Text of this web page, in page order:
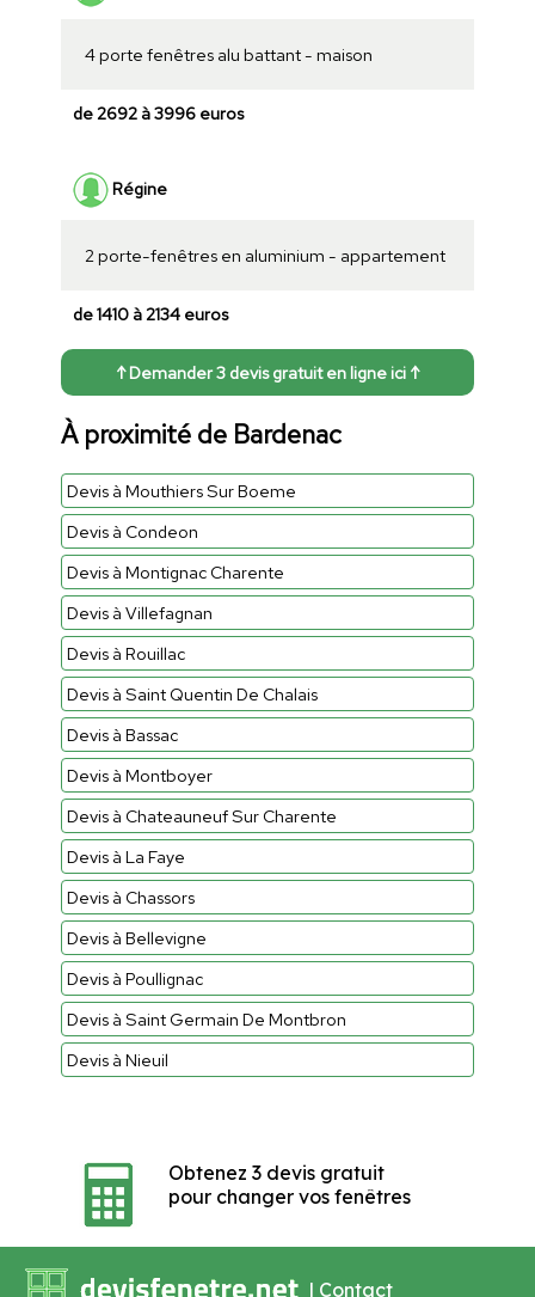
4 porte fenêtres alu battant - maison
de 2692 à 3996 euros
Régine
2 porte-fenêtres en aluminium - appartement
de 1410 à 2134 euros
↑ Demander 3 devis gratuit en ligne ici ↑
À proximité de Bardenac
Devis à Mouthiers Sur Boeme
Devis à Condeon
Devis à Montignac Charente
Devis à Villefagnan
Devis à Rouillac
Devis à Saint Quentin De Chalais
Devis à Bassac
Devis à Montboyer
Devis à Chateauneuf Sur Charente
Devis à La Faye
Devis à Chassors
Devis à Bellevigne
Devis à Poullignac
Devis à Saint Germain De Montbron
Devis à Nieuil
Obtenez 3 devis gratuit
pour changer vos fenêtres
| Contact